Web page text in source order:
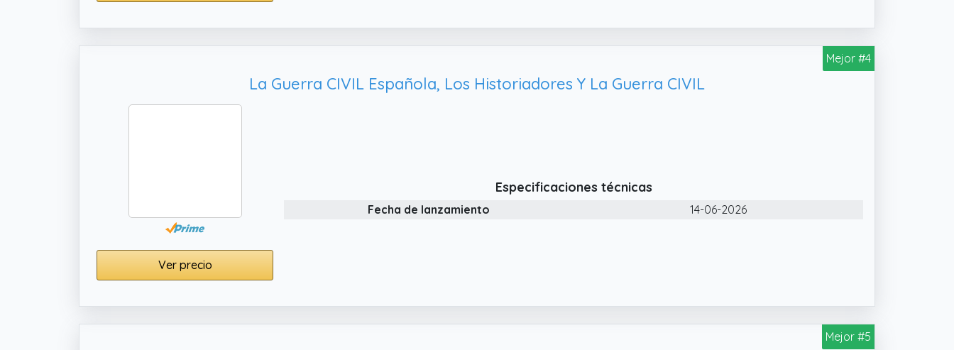
Mejor #4
La Guerra CIVIL Española, Los Historiadores Y La Guerra CIVIL
Ver precio
Especificaciones técnicas
Fecha de lanzamiento 14-06-2026
Mejor #5